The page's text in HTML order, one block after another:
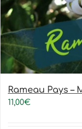
Rameau Pays
11,00€